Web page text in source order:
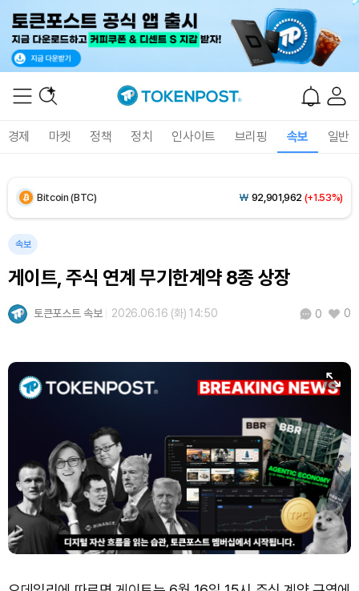
경제 마켓 정책 정치 인사이트 브리핑 속보 일반
Bitcoin (BTC) ₩ 92,901,962 (+1.53%)
Tether USDt (USDT) ₩1,424
BNB (BNB) 842,811(-0.08%)
XRP (XRP) ₩1,478(-0.70%)
Solana (SOL) ₩105,173(+1.25%)
TRON (TRX) ₩466.7(+0.20%)
Hyperliquid (HYPE) ₩80,590(+3.26%)
Dogecoin (DOGE) ₩99.73(+2.12%)
속보
게이트, 주식 연계 무기한계약 8종 상장
토큰포스트 속보 2026.06.16 (화) 14:50 0 0